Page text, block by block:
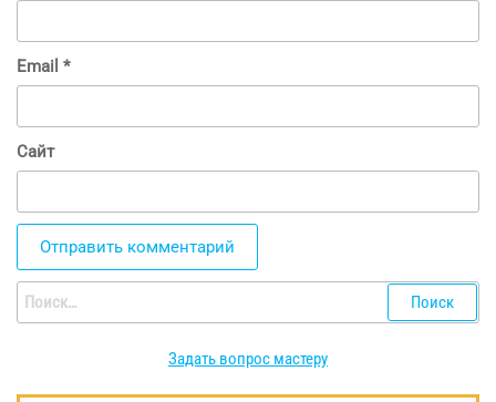
Email *
Сайт
Найти:
Задать вопрос мастеру